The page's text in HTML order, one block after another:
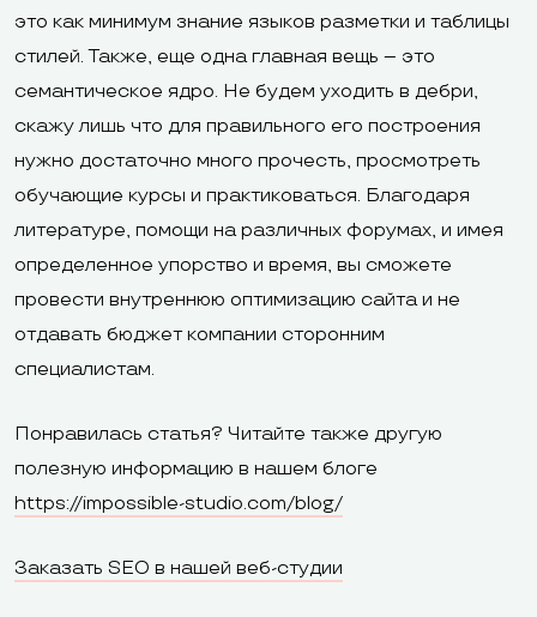
это как минимум знание языков разметки и таблицы
стилей. Также, еще одна главная вещь – это
семантическое ядро. Не будем уходить в дебри,
скажу лишь что для правильного его построения
нужно достаточно много прочесть, просмотреть
обучающие курсы и практиковаться. Благодаря
литературе, помощи на различных форумах, и имея
определенное упорство и время, вы сможете
провести внутреннюю оптимизацию сайта и не
отдавать бюджет компании сторонним
специалистам.
Понравилась статья? Читайте также другую
полезную информацию в нашем блоге
https://impossible-studio.com/blog/
Заказать SEO в нашей веб-студии